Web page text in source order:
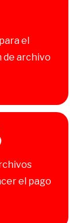
el
de archivo
el pago